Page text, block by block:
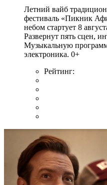
Летний вайб
фестиваль «Пикник
небом стартует 8
Развернут пять сцен,
Музыкальную
электроника. 0+
Рейтинг: